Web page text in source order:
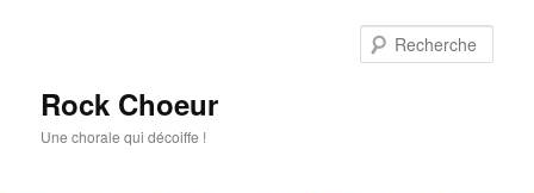
Rock Choeur
Une chorale qui décoiffe !